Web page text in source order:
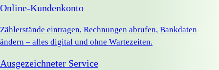
Online-Kundenkonto
Zählerstände eintragen, Rechnungen abrufen, Bankdaten
ändern – alles digital und ohne Wartezeiten.
Ausgezeichneter Service